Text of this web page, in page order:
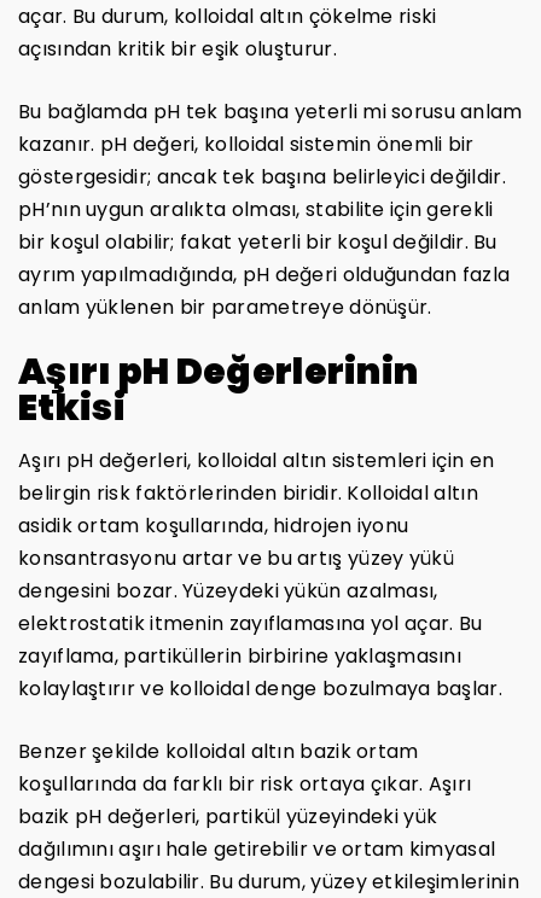
açar. Bu durum, kolloidal altın çökelme riski
açısından kritik bir eşik oluşturur.
Bu bağlamda pH tek başına yeterli mi sorusu anlam
kazanır. pH değeri, kolloidal sistemin önemli bir
göstergesidir; ancak tek başına belirleyici değildir.
pH’nın uygun aralıkta olması, stabilite için gerekli
bir koşul olabilir; fakat yeterli bir koşul değildir. Bu
ayrım yapılmadığında, pH değeri olduğundan fazla
anlam yüklenen bir parametreye dönüşür.
Aşırı pH Değerlerinin
Etkisi
Aşırı pH değerleri, kolloidal altın sistemleri için en
belirgin risk faktörlerinden biridir. Kolloidal altın
asidik ortam koşullarında, hidrojen iyonu
konsantrasyonu artar ve bu artış yüzey yükü
dengesini bozar. Yüzeydeki yükün azalması,
elektrostatik itmenin zayıflamasına yol açar. Bu
zayıflama, partiküllerin birbirine yaklaşmasını
kolaylaştırır ve kolloidal denge bozulmaya başlar.
Benzer şekilde kolloidal altın bazik ortam
koşullarında da farklı bir risk ortaya çıkar. Aşırı
bazik pH değerleri, partikül yüzeyindeki yük
dağılımını aşırı hale getirebilir ve ortam kimyasal
dengesi bozulabilir. Bu durum, yüzey etkileşimlerinin